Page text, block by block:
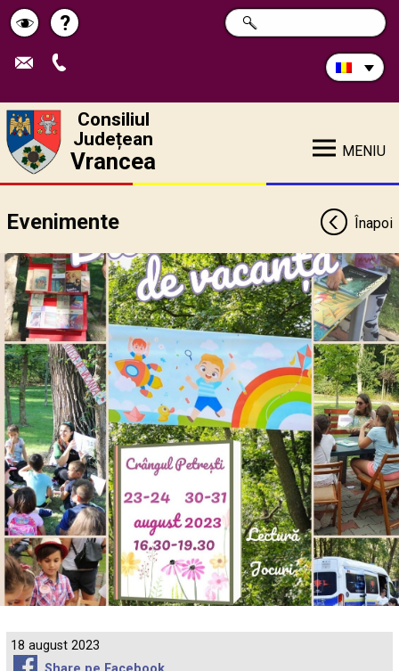
Schimbă
contrastul
Pagina
de
?
Caută
în
CAUTĂ
Consiliul
Județean
Vrancea MENIU
Evenimente Înapoi
18 august 2023